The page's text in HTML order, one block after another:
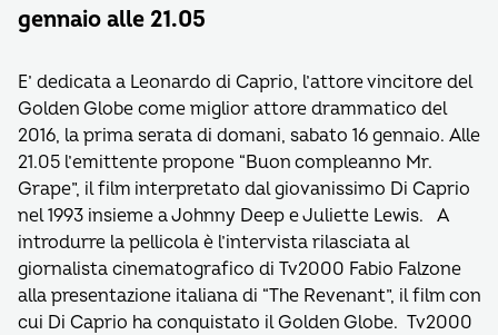
gennaio alle 21.05
E’ dedicata a Leonardo di Caprio, l’attore vincitore del
Golden Globe come miglior attore drammatico del
2016, la prima serata di domani, sabato 16 gennaio. Alle
21.05 l’emittente propone “Buon compleanno Mr.
Grape”, il film interpretato dal giovanissimo Di Caprio
nel 1993 insieme a Johnny Deep e Juliette Lewis. A
introdurre la pellicola è l’intervista rilasciata al
giornalista cinematografico di Tv2000 Fabio Falzone
alla presentazione italiana di “The Revenant”, il film con
cui Di Caprio ha conquistato il Golden Globe. Tv2000